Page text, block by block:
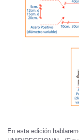
En esta edición